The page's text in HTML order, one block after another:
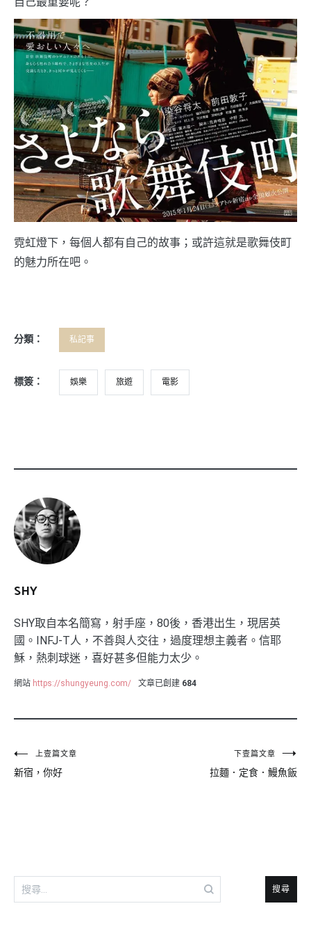
霓虹燈下，每個人都有自己的故事；或許這就是歌舞伎町
的魅力所在吧。
分類： 私記事
標簽： 娛樂 旅遊 電影
SHY
SHY取自本名簡寫，射手座，80後，香港出生，現居英
國。INFJ-T人，不善與人交往，過度理想主義者。信耶
穌，熱刺球迷，喜好甚多但能力太少。
網站 https://shungyeung.com/ 文章已創建 684
文
章
上壹篇文章
新宿，你好
下壹篇文章
拉麵．定食．鰻魚飯
搜
尋